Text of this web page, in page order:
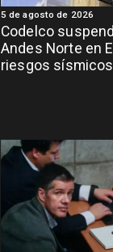
Codelco
Andes Norte en
riesgos sísmicos
5 de agosto de 2026